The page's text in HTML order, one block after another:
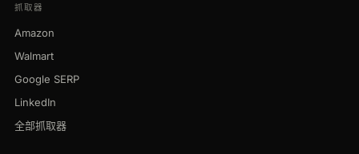
抓取器
Amazon
Walmart
Google SERP
LinkedIn
全部抓取器